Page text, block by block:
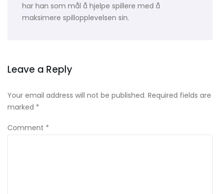
har han som mål å hjelpe spillere med å
maksimere spillopplevelsen sin.
Leave a Reply
Your email address will not be published. Required fields are
marked *
Comment *